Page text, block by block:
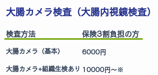
大腸カメラ検査（大腸内視鏡検査）
検査方法
大腸カメラ（基本）
大腸カメラ+組織生検あり
保険3割負担の方
6000円
10000円～※